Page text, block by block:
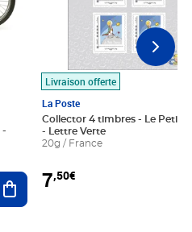
Ajouter au panier
Livraison offerte
La Poste
Collector 4 timbres - Le Petit
- Lettre Verte
20g / France
7,50€